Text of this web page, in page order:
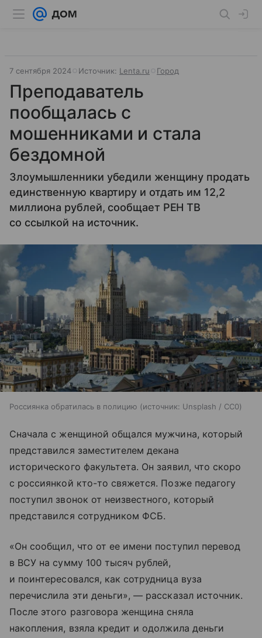
7 сентября 2024 Источник: Lenta.ru Город
Преподаватель
пообщалась с
мошенниками и стала
бездомной
Злоумышленники убедили женщину продать
единственную квартиру и отдать им 12,2
миллиона рублей, сообщает РЕН ТВ
со ссылкой на источник.
Россиянка обратилась в полицию источник: Unsplash / CC0
Сначала с женщиной общался мужчина, который
представился заместителем декана
исторического факультета. Он заявил, что скоро
с россиянкой кто-то свяжется. Позже педагогу
поступил звонок от неизвестного, который
представился сотрудником ФСБ.
«Он сообщил, что от ее имени поступил перевод
в ВСУ на сумму 100 тысяч рублей,
и поинтересовался, как сотрудница вуза
перечислила эти деньги», — рассказал источник.
После этого разговора женщина сняла
накопления, взяла кредит и одолжила деньги